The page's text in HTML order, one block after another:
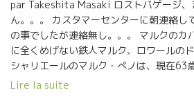
par Takeshita Masaki ロストバゲージ、
ん。。。 カスタマーセンターに朝連絡し
の事でしたが連絡無し。。。 マルクの
に全くめげない鉄人マルク、ロワールの
シャリエールのマルク・ぺノは、現在63
は18歳の時。… その経験の長さに驚かさ
Lire la suite